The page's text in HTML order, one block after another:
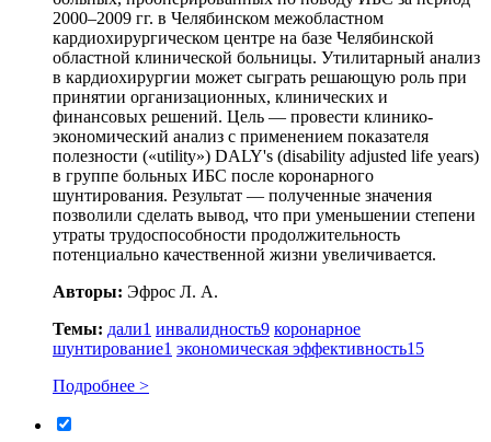
2000–2009 гг. в Челябинском межобластном
кардиохирургическом центре на базе Челябинской
областной клинической больницы. Утилитарный анализ
в кардиохирургии может сыграть решающую роль при
принятии организационных, клинических и
финансовых решений. Цель — провести клинико-
экономический анализ с применением показателя
полезности («utility») DALY's (disability adjusted life years)
в группе больных ИБС после коронарного
шунтирования. Результат — полученные значения
позволили сделать вывод, что при уменьшении степени
утраты трудоспособности продолжительность
потенциально качественной жизни увеличивается.
Авторы: Эфрос Л. А.
Темы: дали1 инвалидность9 коронарное
шунтирование1 экономическая эффективность15
Подробнее >